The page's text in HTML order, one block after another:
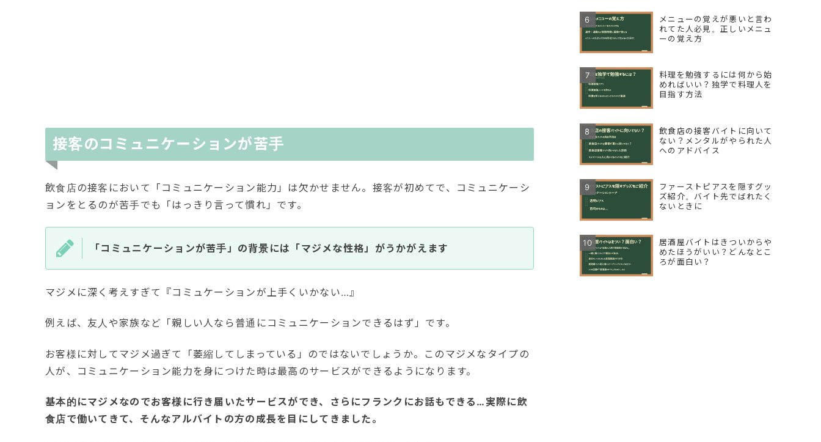
接客のコミュニケーションが苦手
飲食店の接客において「コミュニケーション能力」は欠かせません。接客が初めてで、コミュニケーシ
ョンをとるのが苦手でも「はっきり言って慣れ」です。
「コミュニケーションが苦手」の背景には「マジメな性格」がうかがえます
マジメに深く考えすぎて『コミュケーションが上手くいかない…』
例えば、友人や家族など「親しい人なら普通にコミュニケーションできるはず」です。
お客様に対してマジメ過ぎて「萎縮してしまっている」のではないでしょうか。このマジメなタイプの
人が、コミュニケーション能力を身につけた時は最高のサービスができるようになります。
基本的にマジメなのでお客様に行き届いたサービスができ、さらにフランクにお話もできる…実際に飲
食店で働いてきて、そんなアルバイトの方の成長を目にしてきました。
メニューの覚えが悪いと言わ
れてた人必見。正しいメニュ
ーの覚え方
料理を勉強するには何から始
めればいい？独学で料理人を
目指す方法
飲食店の接客バイトに向いて
ない？メンタルがやられた人
へのアドバイス
ファーストピアスを隠すグッ
ズ紹介。バイト先でばれたく
ないときに
居酒屋バイトはきついからや
めたほうがいい？どんなとこ
ろが面白い？